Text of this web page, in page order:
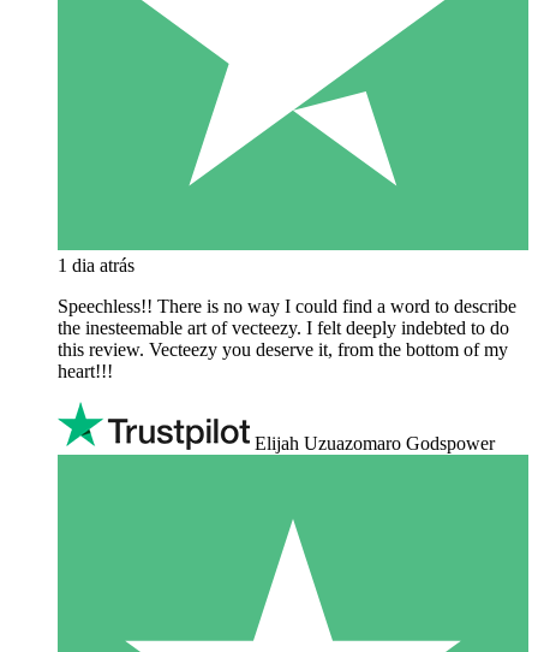
1 dia atrás
Speechless!! There is no way I could find a word to describe
the inesteemable art of vecteezy. I felt deeply indebted to do
this review. Vecteezy you deserve it, from the bottom of my
heart!!!
Elijah Uzuazomaro Godspower